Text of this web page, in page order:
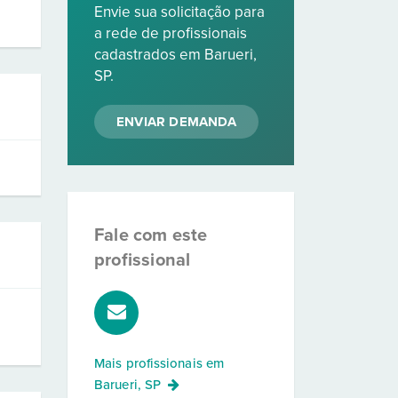
Envie sua solicitação para
a rede de profissionais
cadastrados em Barueri,
SP.
ENVIAR DEMANDA
Fale com este
profissional
Mais profissionais em
Barueri, SP